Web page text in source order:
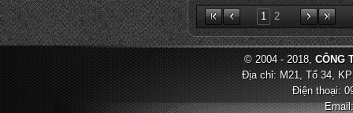
1 2
© 2004 - 2018, CÔNG
Địa chỉ: M21, Tổ 34,
Điện thoại: